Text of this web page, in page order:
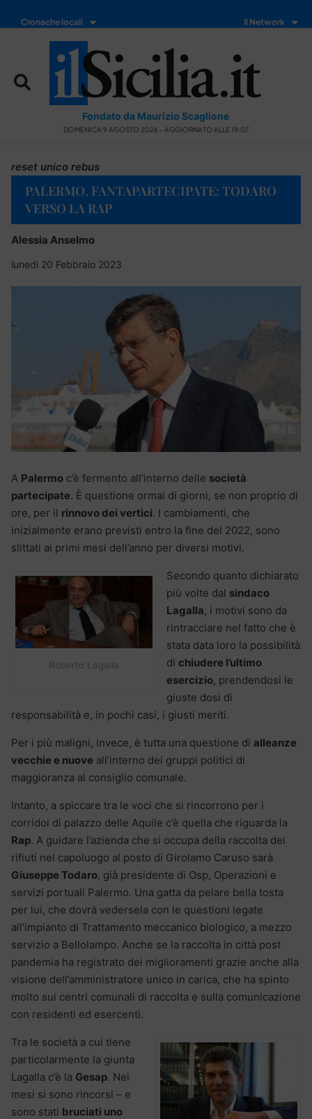
Cronache locali Il Network
Fondato da Maurizio Scaglione
DOMENICA 9 AGOSTO 2026 - AGGIORNATO ALLE 19:07
reset unico rebus
PALERMO, FANTAPARTECIPATE: TODARO
VERSO LA RAP
Alessia Anselmo
lunedì 20 Febbraio 2023
A Palermo c’è fermento all’interno delle società
partecipate. È questione ormai di giorni, se non proprio di
ore, per il rinnovo dei vertici. I cambiamenti, che
inizialmente erano previsti entro la fine del 2022, sono
slittati ai primi mesi dell’anno per diversi motivi.
Roberto Lagalla
Secondo quanto dichiarato
più volte dal sindaco
Lagalla, i motivi sono da
rintracciare nel fatto che è
stata data loro la possibilità
di chiudere l’ultimo
esercizio, prendendosi le
giuste dosi di
responsabilità e, in pochi casi, i giusti meriti.
Per i più maligni, invece, è tutta una questione di alleanze
vecchie e nuove all’interno dei gruppi politici di
maggioranza al consiglio comunale.
Intanto, a spiccare tra le voci che si rincorrono per i
corridoi di palazzo delle Aquile c’è quella che riguarda la
Rap. A guidare l’azienda che si occupa della raccolta dei
rifiuti nel capoluogo al posto di Girolamo Caruso sarà
Giuseppe Todaro, già presidente di Osp, Operazioni e
servizi portuali Palermo. Una gatta da pelare bella tosta
per lui, che dovrà vedersela con le questioni legate
all’impianto di Trattamento meccanico biologico, a mezzo
servizio a Bellolampo. Anche se la raccolta in città post
pandemia ha registrato dei miglioramenti grazie anche alla
visione dell’amministratore unico in carica, che ha spinto
molto sui centri comunali di raccolta e sulla comunicazione
con residenti ed esercenti.
Tra le società a cui tiene
particolarmente la giunta
Lagalla c’è la Gesap. Nei
mesi si sono rincorsi – e
sono stati bruciati uno